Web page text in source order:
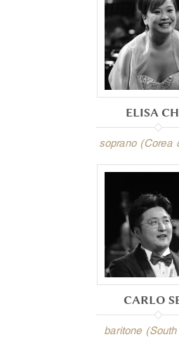
ELISA
soprano (Corea
CARLO
baritone